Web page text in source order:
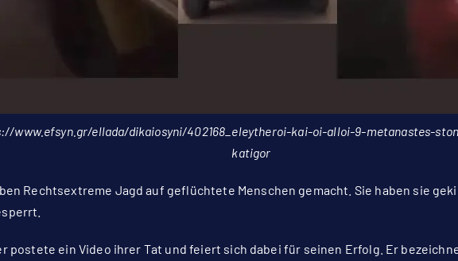
www.efsyn.gr/ellada/dikaiosyni/402168_eleytheroi-kai-oi-alloi-9-metanastes-
katigor
Rechtsextreme Jagd auf geflüchtete Menschen gemacht. Sie haben sie
postete ein Video ihrer Tat und feiert sich dabei für seinen Erfolg. Er